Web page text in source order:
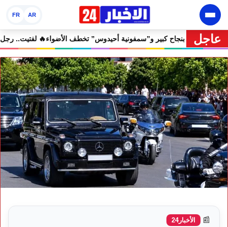
AR
FR
عاجل
إفران الدولي يختتم دورته الثامنة بنجاح كبير و”سمفونية أحيدوس” تخطف
📰 الأخبار24